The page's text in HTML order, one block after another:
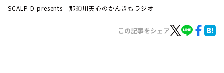
SCALP D presents 那須川天心のかんきもラジオ
この記事をシェア